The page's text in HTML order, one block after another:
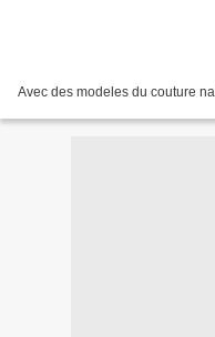
Avec des modeles du couture